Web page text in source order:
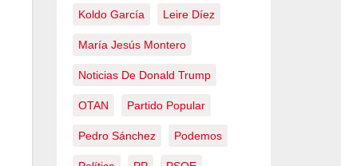
Koldo García Leire Díez
María Jesús Montero
Noticias De Donald Trump
OTAN Partido Popular
Pedro Sánchez Podemos